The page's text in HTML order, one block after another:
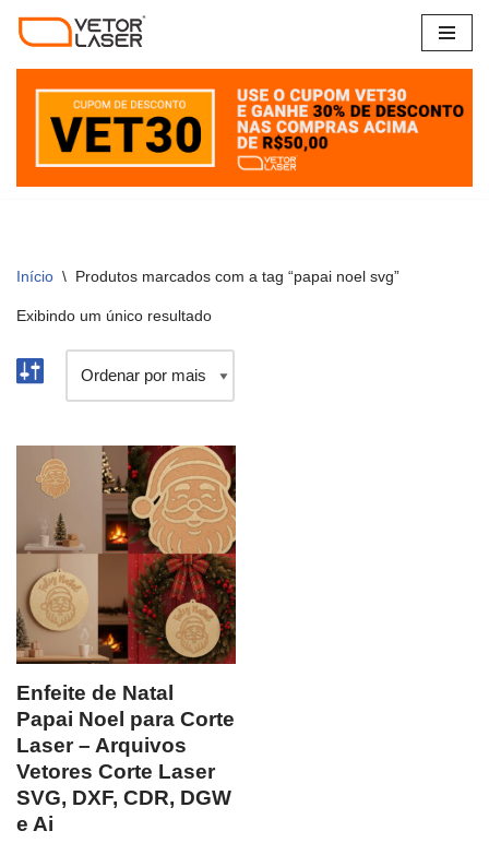
para
conteúdo
Início \ Produtos marcados com a tag “papai noel svg”
Exibindo um único resultado
Enfeite de Natal
Papai Noel para Corte
Laser – Arquivos
Vetores Corte Laser
SVG, DXF, CDR, DGW
e Ai